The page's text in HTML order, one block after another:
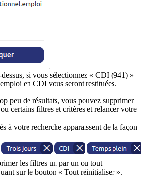
si vous sélectionnez « CDI (941) »
en CDI vous seront restituées.
peu de résultats, vous pouvez supprimer
certains filtres et critères et relancer votre
à votre recherche apparaissent de la façon
les filtres un par un ou tout
sur le bouton « Tout réinitialiser ».